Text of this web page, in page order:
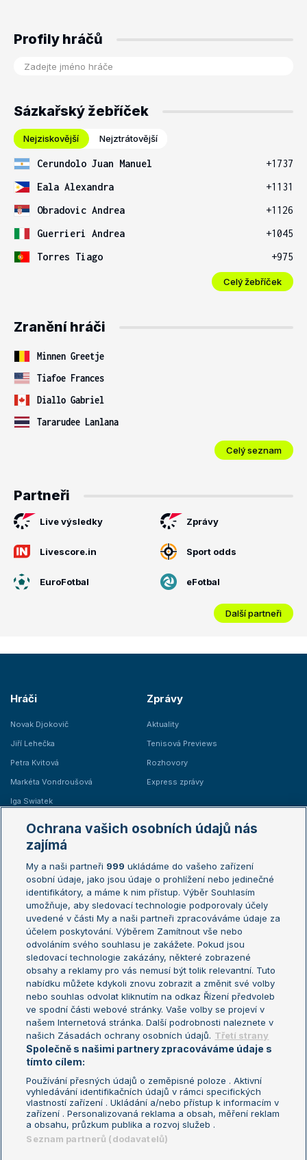
Profily hráčů
Sázkařský žebříček
Nejziskovější Nejztrátovější
Cerundolo Juan Manuel
+1737
Eala Alexandra
+1131
Obradovic Andrea
+1126
Guerrieri Andrea
+1045
Torres Tiago
+975
Celý žebříček
Zranění hráči
Minnen Greetje
Tiafoe Frances
Diallo Gabriel
Tararudee Lanlana
Celý seznam
Partneři
Live výsledky Zprávy
Livescore.in Sport odds
EuroFotbal eFotbal
Další partneři
Hráči
Novak Djokovič
Jiří Lehečka
Petra Kvitová
Markéta Vondroušová
Iga Swiatek
Zprávy
Aktuality
Tenisová Previews
Rozhovory
Express zprávy
Žebříčky
Žebříček ATP (muži)
Žebříček WTA (ženy)
Sázkařský žebříček
Australian Open
French Open
Wimbledon
US Open
Turnaj mistrů
Turnaj mistryň
Aktualní trendy
Fotbalové přestupy
Livesport Daily
LS Prague Open
Podmínky užití
Nastavení soukromí
GDPR a žurnalistika
Reklama
Kontakt
Informace o zpracování osobních
údajů
Ochrana vašich osobních údajů nás
zajímá
My a naši partneři 999 ukládáme do vašeho zařízení
osobní údaje, jako jsou údaje o prohlížení nebo jedinečné
identifikátory, a máme k nim přístup. Výběr Souhlasím
umožňuje, aby sledovací technologie podporovaly účely
uvedené v části My a naši partneři zpracováváme údaje za
účelem poskytování. Výběrem Zamítnout vše nebo
odvoláním svého souhlasu je zakážete. Pokud jsou
sledovací technologie zakázány, některé zobrazené
obsahy a reklamy pro vás nemusí být tolik relevantní. Tuto
nabídku můžete kdykoli znovu zobrazit a změnit své volby
nebo souhlas odvolat kliknutím na odkaz Řízení předvoleb
ve spodní části webové stránky. Vaše volby se projeví v
našem Internetová stránka. Další podrobnosti naleznete v
našich Zásadách ochrany osobních údajů. Třetí strany
Společně s našimi partnery zpracováváme údaje s
tímto cílem:
Používání přesných údajů o zeměpisné poloze . Aktivní
vyhledávání identifikačních údajů v rámci specifických
vlastností zařízení . Ukládání a/nebo přístup k informacím v
zařízení . Personalizovaná reklama a obsah, měření reklam
a obsahu, průzkum publika a rozvoj služeb .
Seznam partnerů (dodavatelů)